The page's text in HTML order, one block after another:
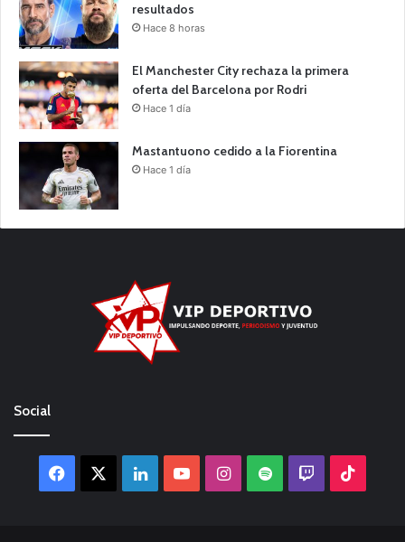
resultados
Hace 8 horas
El Manchester City rechaza la primera
oferta del Barcelona por Rodri
Hace 1 día
Mastantuono cedido a la Fiorentina
Hace 1 día
Social
Facebook LinkedInYouTubeInstagram
Spotify Twitch